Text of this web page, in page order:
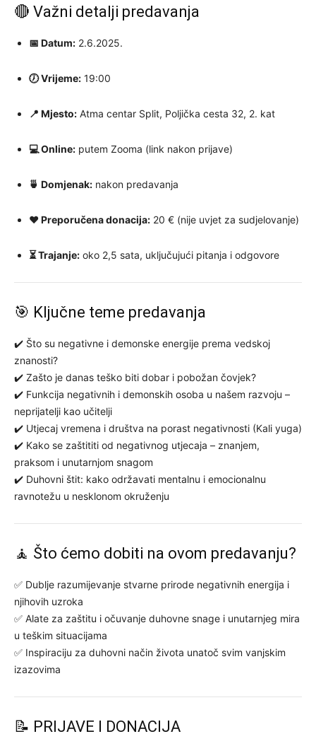
🔴 Važni detalji predavanja
📅 Datum: 2.6.2025.
🕖 Vrijeme: 19:00
📍 Mjesto: Atma centar Split, Poljička cesta 32, 2. kat
💻 Online: putem Zooma (link nakon prijave)
🍵 Domjenak: nakon predavanja
❤️ Preporučena donacija: 20 € (nije uvjet za sudjelovanje)
⏳ Trajanje: oko 2,5 sata, uključujući pitanja i odgovore
🎯 Ključne teme predavanja
✔️ Što su negativne i demonske energije prema vedskoj
znanosti?
✔️ Zašto je danas teško biti dobar i pobožan čovjek?
✔️ Funkcija negativnih i demonskih osoba u našem razvoju –
neprijatelji kao učitelji
✔️ Utjecaj vremena i društva na porast negativnosti (Kali yuga)
✔️ Kako se zaštititi od negativnog utjecaja – znanjem,
praksom i unutarnjom snagom
✔️ Duhovni štit: kako održavati mentalnu i emocionalnu
ravnotežu u nesklonom okruženju
🧘 Što ćemo dobiti na ovom predavanju?
✅ Dublje razumijevanje stvarne prirode negativnih energija i
njihovih uzroka
✅ Alate za zaštitu i očuvanje duhovne snage i unutarnjeg mira
u teškim situacijama
✅ Inspiraciju za duhovni način života unatoč svim vanjskim
izazovima
📝 PRIJAVE I DONACIJA